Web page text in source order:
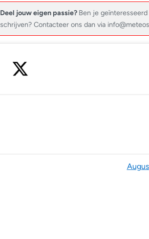
Deel jouw eigen passie? Ben je
schrijven? Contacteer ons dan via